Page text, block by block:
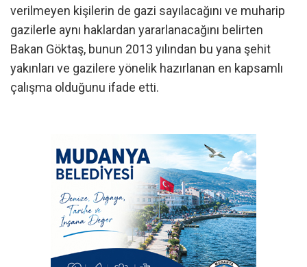
verilmeyen kişilerin de gazi sayılacağını ve muharip
gazilerle aynı haklardan yararlanacağını belirten
Bakan Göktaş, bunun 2013 yılından bu yana şehit
yakınları ve gazilere yönelik hazırlanan en kapsamlı
çalışma olduğunu ifade etti.